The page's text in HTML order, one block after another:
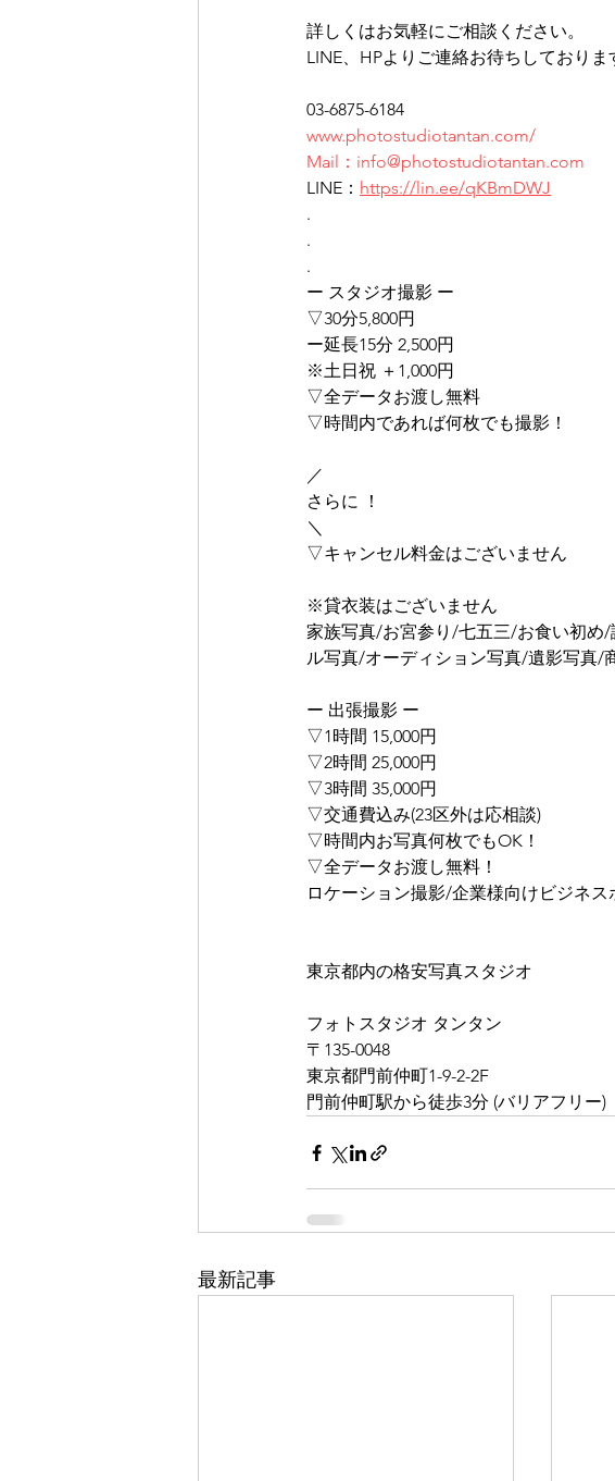
詳しくはお気軽にご相談ください。
LINE、HPよりご連絡お待ちしておりま
03-6875-6184
www.photostudiotantan.com/
Mail：info@photostudiotantan.com
LINE： https://lin.ee/qKBmDWJ
.
.
.
ー スタジオ撮影 ー
▽30分5,800円
ー延長15分 2,500円
※土日祝 ＋1,000円
▽全データお渡し無料
▽時間内であれば何枚でも撮影！
／
さらに ！
＼
▽キャンセル料金はございません
※貸衣装はございません
家族写真/お宮参り/七五三/お食い初め
ル写真/オーディション写真/遺影写真/
ー 出張撮影 ー
▽1時間 15,000円
▽2時間 25,000円
▽3時間 35,000円
▽交通費込み(23区外は応相談)
▽時間内お写真何枚でもOK！
▽全データお渡し無料！
ロケーション撮影/企業様向けビジネ
東京都内の格安写真スタジオ
フォトスタジオ タンタン
〒135-0048
東京都門前仲町1-9-2-2F
門前仲町駅から徒歩3分 (バリアフリー)
最新記事